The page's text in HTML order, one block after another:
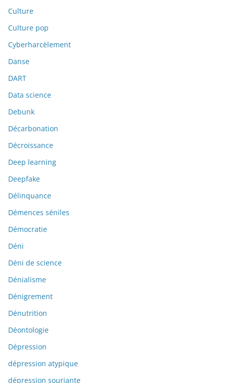
Culture
Culture pop
Cyberharcèlement
Danse
DART
Data science
Debunk
Décarbonation
Décroissance
Deep learning
Deepfake
Délinquance
Démences séniles
Démocratie
Déni
Déni de science
Dénialisme
Dénigrement
Dénutrition
Déontologie
Dépression
dépression atypique
dépression souriante